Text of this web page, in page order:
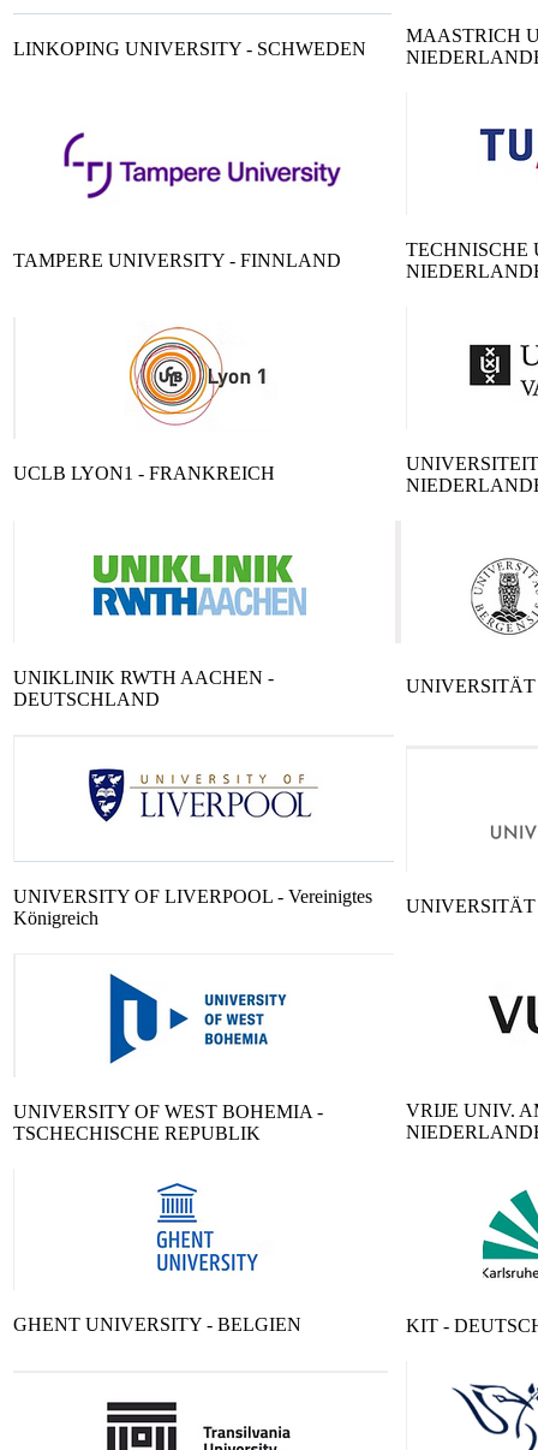
LINKOPING UNIVERSITY - SCHWEDEN
MAASTRICH
TAMPERE UNIVERSITY - FINNLAND
TECHNISCHE
UCLB LYON1 - FRANKREICH
UNIKLINIK RWTH AACHEN -
DEUTSCHLAND
UNIVERSITÄT
UNIVERSITY OF LIVERPOOL - Vereinigtes
Königreich
UNIVERSITY OF WEST BOHEMIA -
TSCHECHISCHE REPUBLIK
VRIJE UNIV.
GHENT UNIVERSITY - BELGIEN KIT -